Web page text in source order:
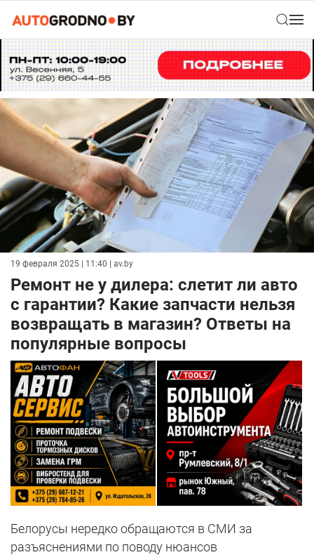
19 февраля 2025 | 11:40 | av.by
Ремонт не у дилера: слетит ли авто
с гарантии? Какие запчасти нельзя
возвращать в магазин? Ответы на
популярные вопросы
Белорусы нередко обращаются в СМИ за
разъяснениями по поводу нюансов